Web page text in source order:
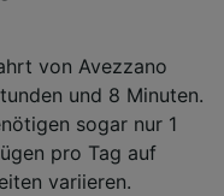
von Avezzano
und 8 Minuten.
sogar nur 1
pro Tag auf
variieren.